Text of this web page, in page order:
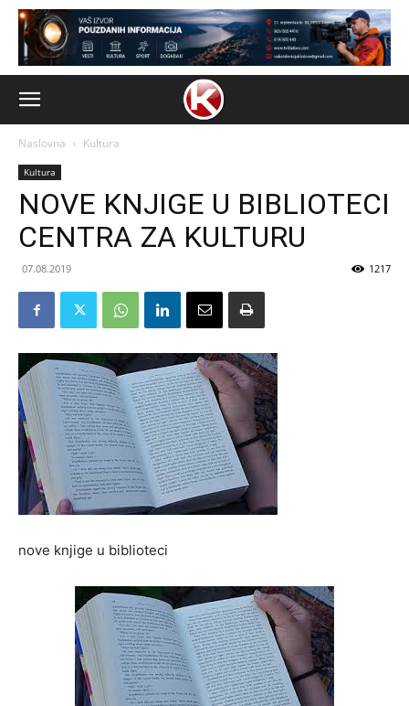
Naslovna Kultura
Kultura
NOVE KNJIGE U BIBLIOTECI
CENTRA ZA KULTURU
07.08.2019 1217
nove knjige u biblioteci